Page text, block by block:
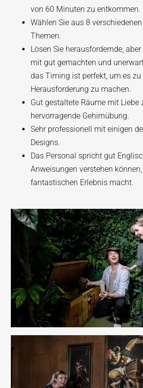
von 60 Minuten zu entkommen.
Wählen Sie aus 8
Themen.
Lösen Sie herausfordernde,
mit gut gemachten und
das Timing ist perfekt, um es zu
Herausforderung zu machen.
Gut gestaltete Räume mit Liebe
hervorragende Gehirnübung.
Sehr professionell mit einigen
Designs.
Das Personal spricht gut
Anweisungen verstehen
fantastischen Erlebnis macht.